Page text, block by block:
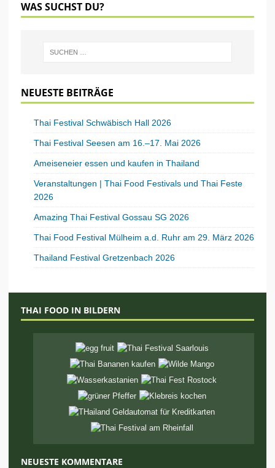
WAS SUCHST DU?
NEUESTE BEITRÄGE
Thai Festival Schwäbisch Hall 2026
Thai Festival Seesen am 16.–17. Mai 2026
Ameiseneier essen und kaufen in Thailand
Veranstaltungen | Thai Food Festivals und Thai Feste
2026
Amazing Thai Festival Gossau SG 2026
Thai Food Festival Mülheim a.d. Ruhr am 29. März 2026
Thailand Festival Gretzenbach 2026
THAI FOOD IN BILDERN
NEUESTE KOMMENTARE